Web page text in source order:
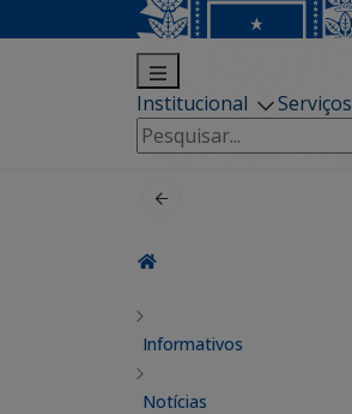
Institucional Serviços
Pesquisar
por:
Informativos
Notícias